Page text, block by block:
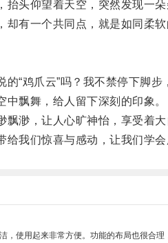
头仰望着天空，突然发现一朵
有一个共同点，就是如同柔软
鸡爪云”吗？我不禁停下脚步
飘舞，给人留下深刻的印象。
渺，让人心旷神怡，享受着大
我们惊喜与感动，让我们学会
，使用起来非常方便。功能的布局也很合理